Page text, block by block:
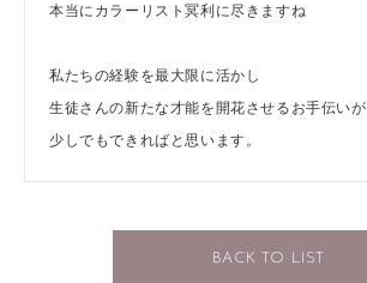
本当にカラーリスト冥利に尽きますね
私たちの経験を最大限に活かし
生徒さんの新たな才能を開花させるお手伝いが
少しでもできればと思います。
BACK TO LIST